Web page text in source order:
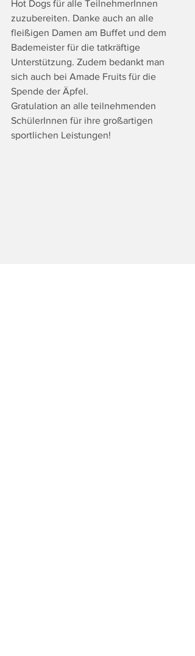
Hot Dogs für alle TeilnehmerInnen
zuzubereiten. Danke auch an alle
fleißigen Damen am Buffet und dem
Bademeister für die tatkräftige
Unterstützung. Zudem bedankt man
sich auch bei Amade Fruits für die
Spende der Äpfel.
Gratulation an alle teilnehmenden
SchülerInnen für ihre großartigen
sportlichen Leistungen!